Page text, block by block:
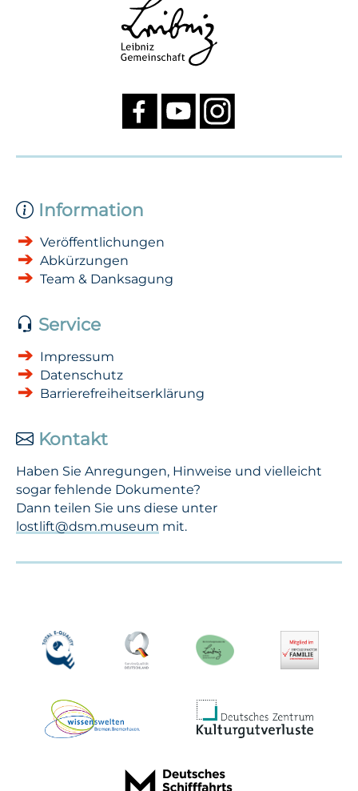
Information
Veröffentlichungen
Abkürzungen
Team & Danksagung
Service
Impressum
Datenschutz
Barrierefreiheitserklärung
Kontakt
Haben Sie Anregungen, Hinweise und vielleicht
sogar fehlende Dokumente?
Dann teilen Sie uns diese unter
lostlift@dsm.museum mit.